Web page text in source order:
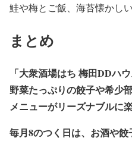
鮭や梅とご飯、海苔懐かし
まとめ
「大衆酒場はち 梅田DDハ
野菜たっぷりの餃子や希少
メニューがリーズナブルに
毎月8のつく日は、お酒や